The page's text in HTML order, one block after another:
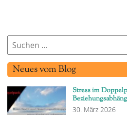
Neues vom Blog
Stress im
30. März 2026